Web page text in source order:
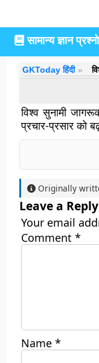
सामान्य ज्ञान
GKToday हिंदी
विश्व सुनामी
प्रचार-प्रसार को
Originally
Leave a Reply
Your email
Comment *
Name *